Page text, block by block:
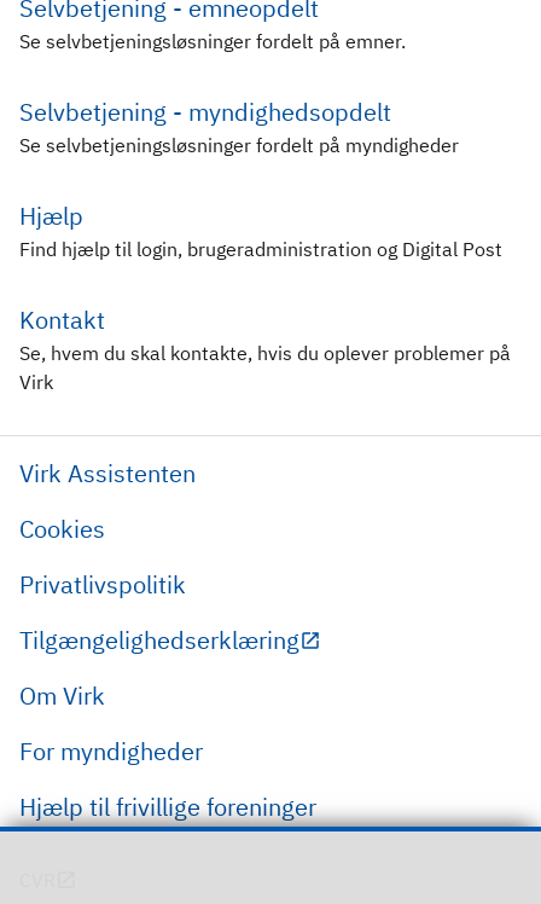
Selvbetjening - emneopdelt
Se selvbetjeningsløsninger fordelt på emner.
Selvbetjening - myndighedsopdelt
Se selvbetjeningsløsninger fordelt på myndigheder
Hjælp
Find hjælp til login, brugeradministration og Digital Post
Kontakt
Se, hvem du skal kontakte, hvis du oplever problemer på
Virk
Virk Assistenten
Cookies
Privatlivspolitik
Tilgængelighedserklæring
Om Virk
For myndigheder
Hjælp til frivillige foreninger